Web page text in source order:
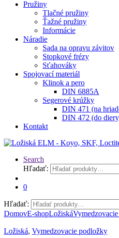
Pružiny
Tlačné pružiny
Ťažné pružiny
Informácie
Náradie
Sada na opravu závitov
Stopkové frézy
Sťahováky
Spojovací materiál
Klinok a pero
DIN 6885A
Segerové krúžky
DIN 471 (na
DIN 472 (do
Kontakt
Search
Hľadať:
0
Hľadať:
DomovE-shopLožiská
Ložiská, Vymedzovacie podložky